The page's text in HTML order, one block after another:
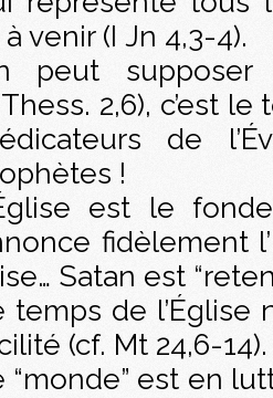
venir (I Jn 4,3-4).
peut
2,6), c’est
de
!
est le
fidèlement
Satan est
temps de l’Église
(cf. Mt 24,6-14).
“monde” est en